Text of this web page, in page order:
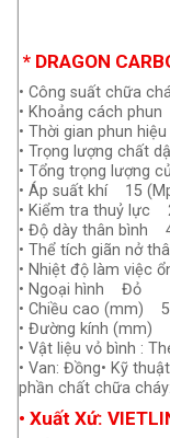
* DRAGON
• Công suất chữa
• Khoảng cách phun
• Thời gian phun
• Trọng lượng chất
• Tổng trọng lượng
• Áp suất khí 15
• Kiểm tra thuỷ lực
• Độ dày thân bình
• Thể tích giãn nở
• Nhiệt độ làm việc
• Ngoại hình Đỏ
• Chiều cao (mm)
• Đường kính (mm)
• Vật liệu vỏ bình :
• Van: Đồng• Kỹ
phần chất chữa
• Xuất Xứ: